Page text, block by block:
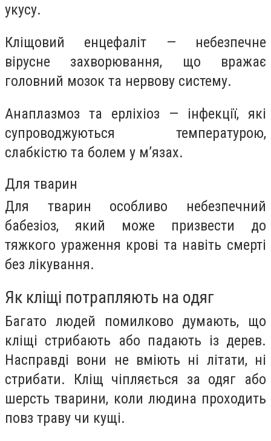
укусу.
Кліщовий енцефаліт — небезпечне
вірусне захворювання, що вражає
головний мозок та нервову систему.
Анаплазмоз та ерліхіоз — інфекції, які
супроводжуються температурою,
слабкістю та болем у м’язах.
Для тварин
Для тварин особливо небезпечний
бабезіоз, який може призвести до
тяжкого ураження крові та навіть смерті
без лікування.
Як кліщі потрапляють на одяг
Багато людей помилково думають, що
кліщі стрибають або падають із дерев.
Насправді вони не вміють ні літати, ні
стрибати. Кліщ чіпляється за одяг або
шерсть тварини, коли людина проходить
повз траву чи кущі.